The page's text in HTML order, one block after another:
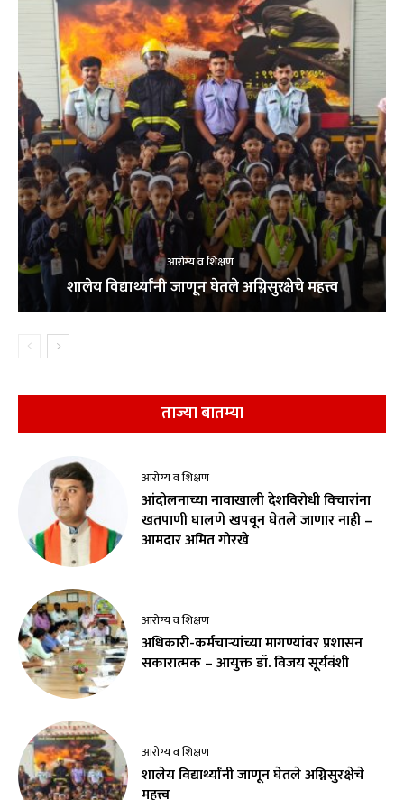
आरोग्य व शिक्षण
शालेय विद्यार्थ्यांनी जाणून घेतले अग्निसुरक्षेचे महत्त्व
ताज्या बातम्या
आरोग्य व शिक्षण
आंदोलनाच्या नावाखाली देशविरोधी विचारांना
खतपाणी घालणे खपवून घेतले जाणार नाही –
आमदार अमित गोरखे
आरोग्य व शिक्षण
अधिकारी-कर्मचाऱ्यांच्या मागण्यांवर प्रशासन
सकारात्मक – आयुक्त डॉ. विजय सूर्यवंशी
आरोग्य व शिक्षण
शालेय विद्यार्थ्यांनी जाणून घेतले अग्निसुरक्षेचे